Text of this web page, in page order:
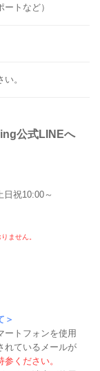
トなど）
。
公式LINEへ
祝10:00～
ません。
＞
ートフォンを使用
れているメールが
ください。